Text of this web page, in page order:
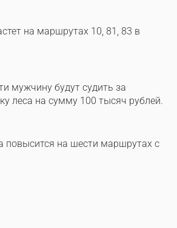
на маршрутах 10, 81, 83 в
мужчину будут судить за
леса на сумму 100 тысяч рублей.
повысится на шести маршрутах с